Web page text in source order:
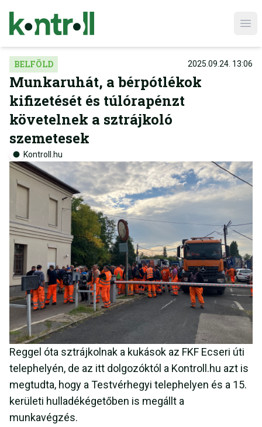
BELFÖLD 2025.09.24. 13:06
Munkaruhát, a bérpótlékok
kifizetését és túlórapénzt
követelnek a sztrájkoló
szemetesek
Kontroll.hu
Reggel óta sztrájkolnak a kukások az FKF Ecseri úti
telephelyén, de az itt dolgozóktól a Kontroll.hu azt is
megtudta, hogy a Testvérhegyi telephelyen és a 15.
kerületi hulladékégetőben is megállt a
munkavégzés.